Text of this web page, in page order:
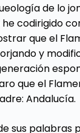
de lo
codirigido
que el
y
que el
Andalucía.
sus palabras